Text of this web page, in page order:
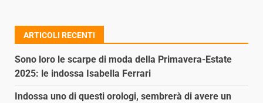
ARTICOLI RECENTI
Sono loro le scarpe di moda della Primavera-Estate
2025: le indossa Isabella Ferrari
Indossa uno di questi orologi, sembrerà di avere un